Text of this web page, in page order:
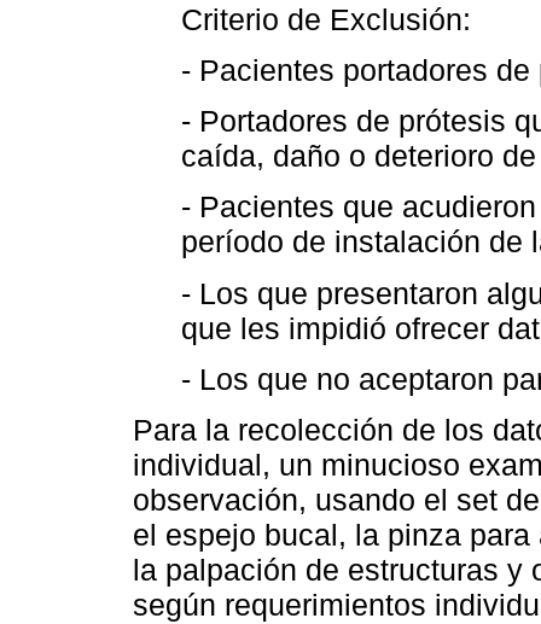
Criterio de Exclusión:
- Pacientes portadores
- Portadores de prótesis
caída, daño o deterioro
- Pacientes que
período de instalación de
- Los que presentaron
que les impidió ofrecer
- Los que no aceptaron
Para la recolección de los
individual, un minucioso
observación, usando el set
el espejo bucal, la pinza
la palpación de estructuras y
según requerimientos